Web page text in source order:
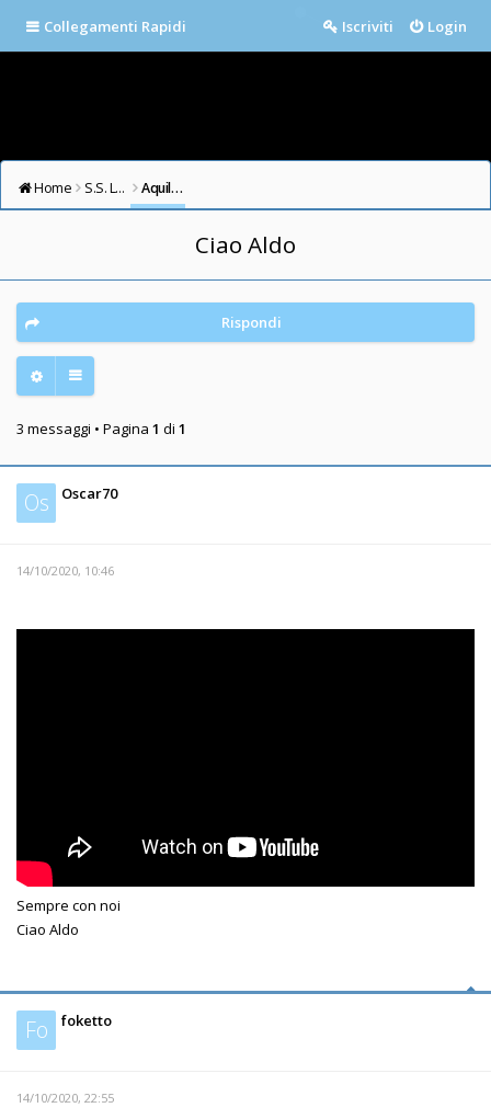
Collegamenti Rapidi Login
Iscriviti
Home S.S. LAZIO FORUM Aquile in cielo
Ciao Aldo
Rispondi
3 messaggi • Pagina 1 di 1
Os Oscar70
14/10/2020, 10:46
Sempre con noi
Ciao Aldo
Fo foketto
14/10/2020, 22:55